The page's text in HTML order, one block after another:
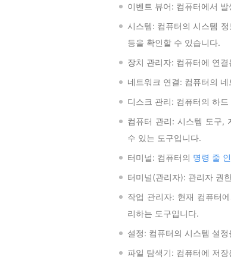
이벤트 뷰어: 컴퓨터에서
시스템: 컴퓨터의 시스템
등을 확인할 수 있습니다.
장치 관리자: 컴퓨터에 연
네트워크 연결: 컴퓨터의
디스크 관리: 컴퓨터의 하
컴퓨터 관리: 시스템 도구,
수 있는 도구입니다.
터미널: 컴퓨터의 명령 줄
터미널(관리자): 관리자 권
작업 관리자: 현재 컴퓨터
리하는 도구입니다.
설정: 컴퓨터의 시스템 설
파일 탐색기: 컴퓨터에 저